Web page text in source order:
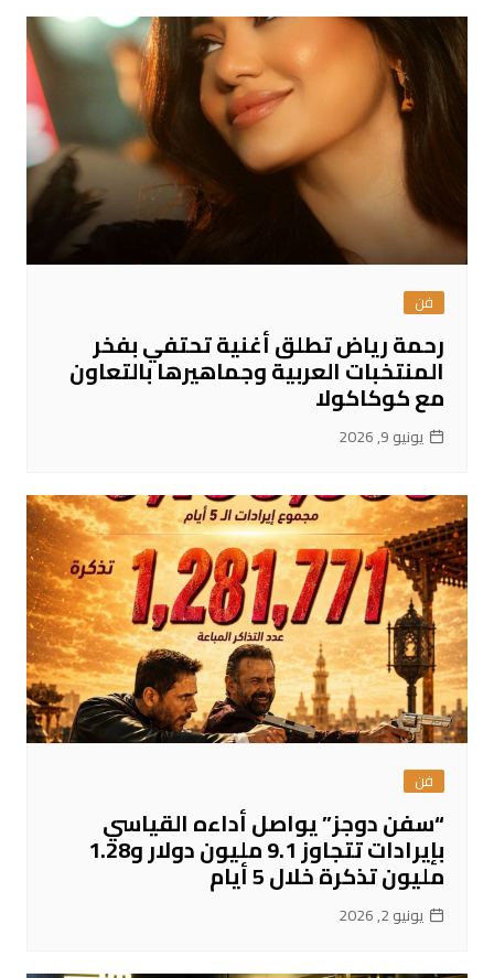
فن
رحمة رياض تطلق أغنية تحتفي بفخر
المنتخبات العربية وجماهيرها بالتعاون
مع كوكاكولا
يونيو 9, 2026
فن
“سفن دوجز” يواصل أداءه القياسي
بإيرادات تتجاوز 9.1 مليون دولار و1.28
مليون تذكرة خلال 5 أيام
يونيو 2, 2026